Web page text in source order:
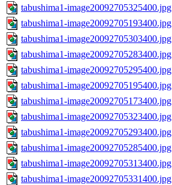
tabushima1-image20092705325400.jpg
tabushima1-image20092705193400.jpg
tabushima1-image20092705303400.jpg
tabushima1-image20092705283400.jpg
tabushima1-image20092705295400.jpg
tabushima1-image20092705195400.jpg
tabushima1-image20092705173400.jpg
tabushima1-image20092705323400.jpg
tabushima1-image20092705293400.jpg
tabushima1-image20092705285400.jpg
tabushima1-image20092705313400.jpg
tabushima1-image20092705331400.jpg